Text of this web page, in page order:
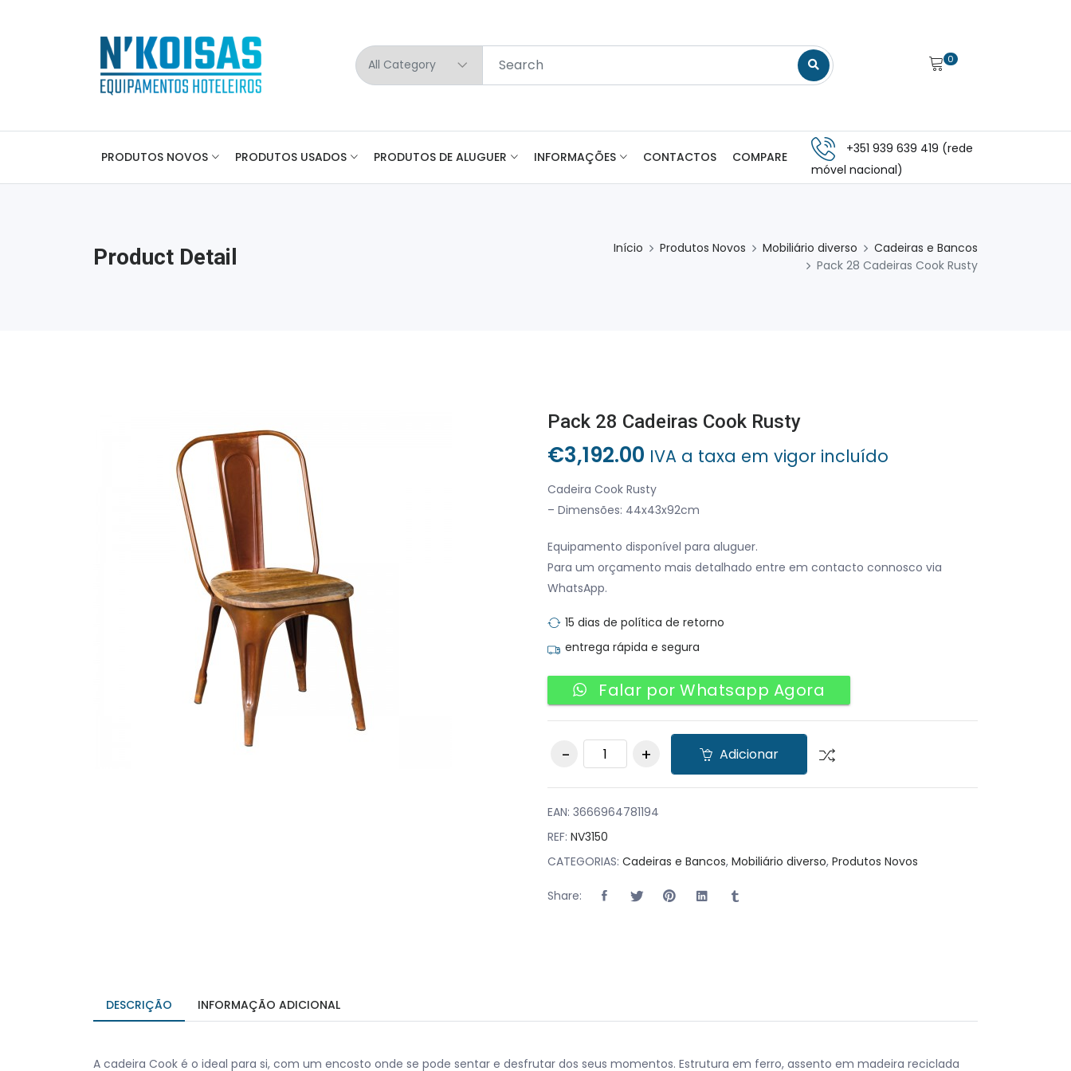
0
PRODUTOS NOVOS PRODUTOS USADOS PRODUTOS DE ALUGUER INFORMAÇÕES CONTACTOS COMPARE
+351 939 639 419 (rede
móvel nacional)
Product Detail Início Produtos Novos Mobiliário diverso
Cadeiras e Bancos
Pack 28 Cadeiras Cook Rusty
Pack 28 Cadeiras Cook Rusty
€3,192.00 IVA a taxa em vigor incluído
Cadeira Cook Rusty
– Dimensões: 44x43x92cm
Equipamento disponível para aluguer.
Para um orçamento mais detalhado entre em contacto connosco via
WhatsApp.
15 dias de política de retorno
entrega rápida e segura
Falar por Whatsapp Agora
Pack 28 Cadeiras
Cook Rusty quantity
Adicionar
EAN: 3666964781194
REF: NV3150
CATEGORIAS: Cadeiras e Bancos, Mobiliário diverso, Produtos Novos
Share:
DESCRIÇÃO INFORMAÇÃO ADICIONAL
A cadeira Cook é o ideal para si, com um encosto onde se pode sentar e desfrutar dos seus momentos. Estrutura em ferro, assento em madeira reciclada